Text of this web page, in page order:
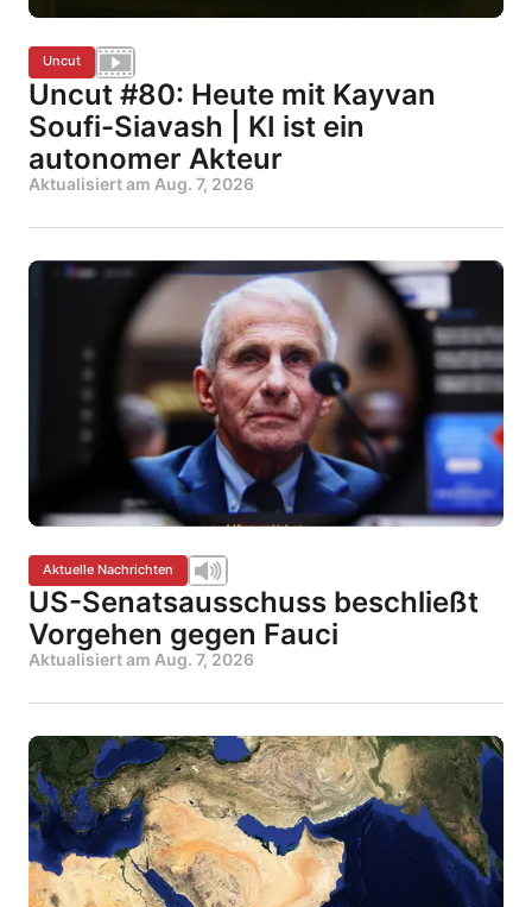
Uncut
Uncut #80: Heute mit Kayvan
Soufi-Siavash | KI ist ein
autonomer Akteur
Aktualisiert am Aug. 7, 2026
Aktuelle Nachrichten
US-Senatsausschuss beschließt
Vorgehen gegen Fauci
Aktualisiert am Aug. 7, 2026